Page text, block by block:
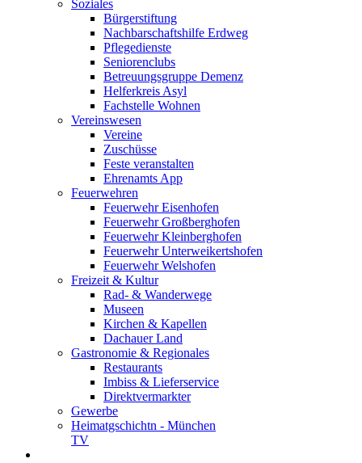
Soziales
Bürgerstiftung
Nachbarschaftshilfe Erdweg
Pflegedienste
Seniorenclubs
Betreuungsgruppe Demenz
Helferkreis Asyl
Fachstelle Wohnen
Vereinswesen
Vereine
Zuschüsse
Feste veranstalten
Ehrenamts App
Feuerwehren
Feuerwehr Eisenhofen
Feuerwehr Großberghofen
Feuerwehr Kleinberghofen
Feuerwehr Unterweikertshofen
Feuerwehr Welshofen
Freizeit & Kultur
Rad- & Wanderwege
Museen
Kirchen & Kapellen
Dachauer Land
Gastronomie & Regionales
Restaurants
Imbiss & Lieferservice
Direktvermarkter
Gewerbe
Heimatgschichtn - München
TV